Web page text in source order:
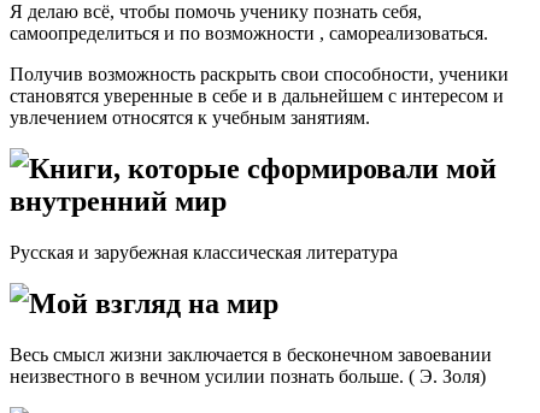
Я делаю всё, чтобы помочь ученику познать себя,
самоопределиться и по возможности , самореализоваться.
Получив возможность раскрыть свои способности, ученики
становятся уверенные в себе и в дальнейшем с интересом и
увлечением относятся к учебным занятиям.
Книги, которые сформировали мой
внутренний мир
Русская и зарубежная классическая литература
Мой взгляд на мир
Весь смысл жизни заключается в бесконечном завоевании
неизвестного в вечном усилии познать больше. ( Э. Золя)